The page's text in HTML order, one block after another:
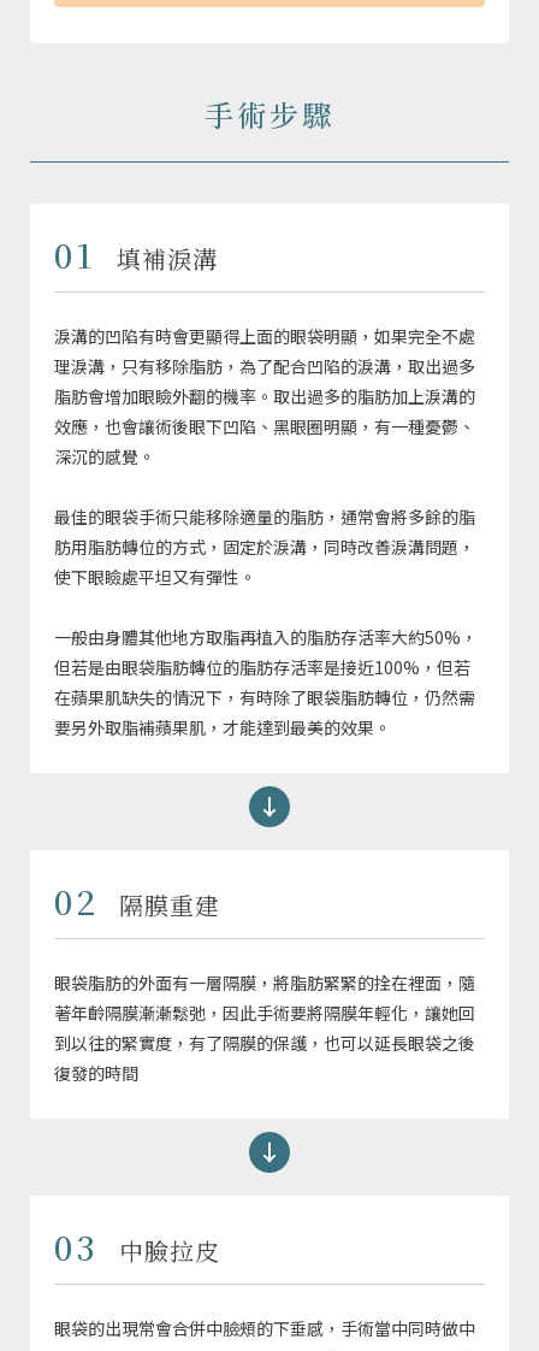
手術步驟
01 填補淚溝
淚溝的凹陷有時會更顯得上面的眼袋明顯，如果完全不處
理淚溝，只有移除脂肪，為了配合凹陷的淚溝，取出過多
脂肪會增加眼瞼外翻的機率。取出過多的脂肪加上淚溝的
效應，也會讓術後眼下凹陷、黑眼圈明顯，有一種憂鬱、
深沉的感覺。
最佳的眼袋手術只能移除適量的脂肪，通常會將多餘的脂
肪用脂肪轉位的方式，固定於淚溝，同時改善淚溝問題，
使下眼瞼處平坦又有彈性。
一般由身體其他地方取脂再植入的脂肪存活率大約50%，
但若是由眼袋脂肪轉位的脂肪存活率是接近100%，但若
在蘋果肌缺失的情況下，有時除了眼袋脂肪轉位，仍然需
要另外取脂補蘋果肌，才能達到最美的效果。
02 隔膜重建
眼袋脂肪的外面有一層隔膜，將脂肪緊緊的拴在裡面，隨
著年齡隔膜漸漸鬆弛，因此手術要將隔膜年輕化，讓她回
到以往的緊實度，有了隔膜的保護，也可以延長眼袋之後
復發的時間
03 中臉拉皮
眼袋的出現常會合併中臉頰的下垂感，手術當中同時做中